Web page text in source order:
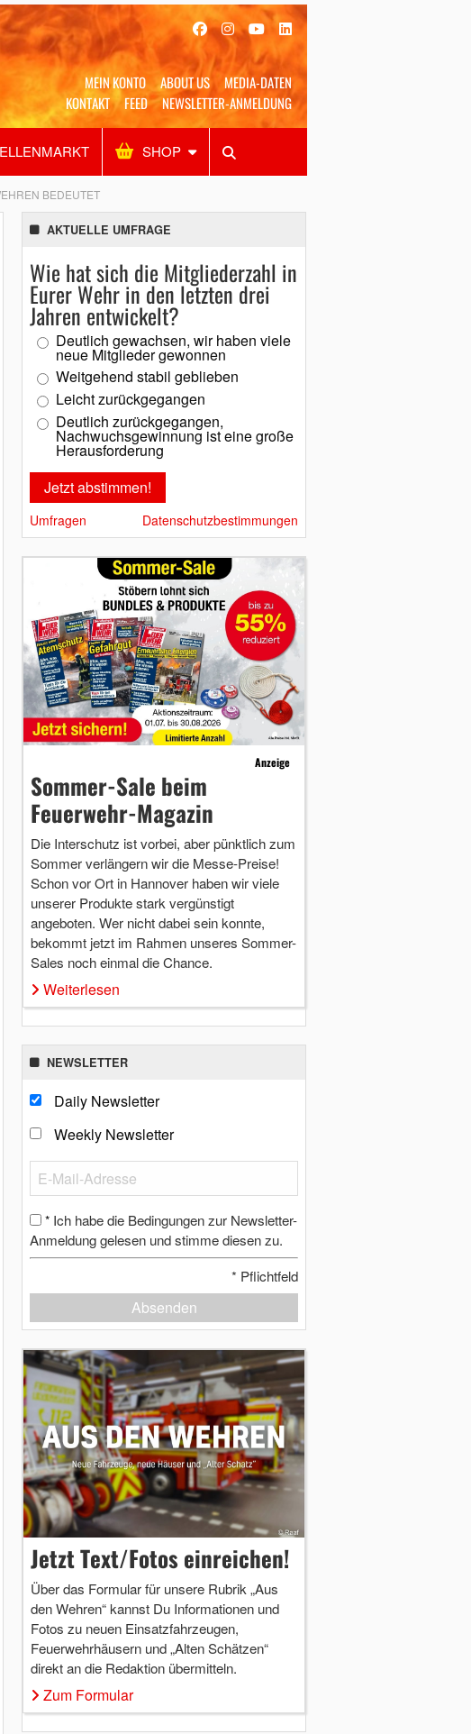
MEIN KONTO ABOUT US
MEDIA-DATEN
KONTAKT
FEED NEWSLETTER-ANMELDUNG
SHOP
Alles Shop SUCHEN
BEDEUTET
AKTUELLE UMFRAGE
Wie hat sich die Mitgliederzahl in
Eurer Wehr in den letzten drei
Jahren entwickelt?
Deutlich gewachsen, wir haben viele
neue Mitglieder gewonnen
Weitgehend stabil geblieben
Leicht zurückgegangen
Deutlich zurückgegangen,
Nachwuchsgewinnung ist eine große
Herausforderung
Umfragen Datenschutzbestimmungen
Anzeige
Sommer-Sale beim
Feuerwehr-Magazin
Die Interschutz ist vorbei, aber pünktlich zum
Sommer verlängern wir die Messe-Preise!
Schon vor Ort in Hannover haben wir viele
unserer Produkte stark vergünstigt
angeboten. Wer nicht dabei sein konnte,
bekommt jetzt im Rahmen unseres Sommer-
Sales noch einmal die Chance.
Weiterlesen
NEWSLETTER
Daily Newsletter
Weekly Newsletter
* Ich habe die Bedingungen zur Newsletter-
Anmeldung gelesen und stimme diesen zu.
* Pflichtfeld
Absenden
Jetzt Text/Fotos einreichen!
Über das Formular für unsere Rubrik „Aus
den Wehren“ kannst Du Informationen und
Fotos zu neuen Einsatzfahrzeugen,
Feuerwehrhäusern und „Alten Schätzen“
direkt an die Redaktion übermitteln.
Zum Formular